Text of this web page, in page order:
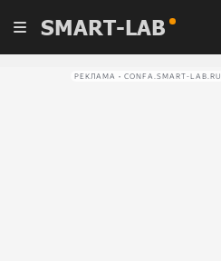
SMART-LAB
РЕКЛАМА • CONFA.SMART-LAB.RU